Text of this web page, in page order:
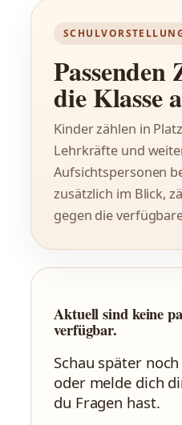
die Klasse
Kinder zählen in
Lehrkräfte und
Aufsichtspersonen
zusätzlich im Blick,
gegen die
Aktuell sind keine
verfügbar.
Schau später
oder melde dich
du Fragen hast.